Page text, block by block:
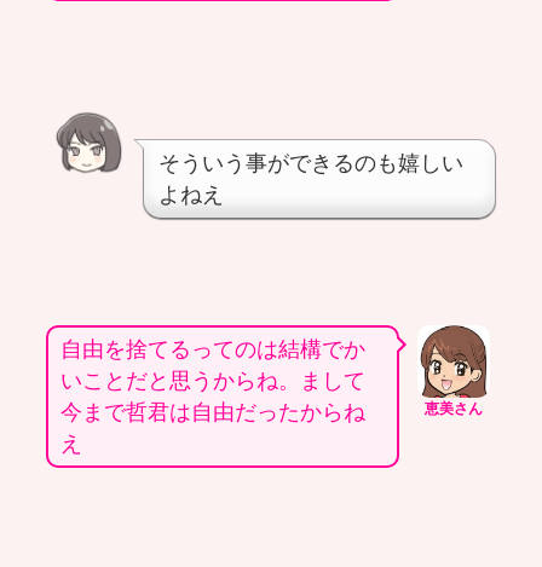
そういう事ができるのも嬉しい
よねえ
恵美さん
自由を捨てるってのは結構でか
いことだと思うからね。まして
今まで哲君は自由だったからね
え